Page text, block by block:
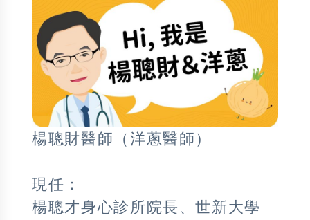
楊聰財醫師（洋蔥醫師）
現任：
楊聰才身心診所院長、世新大學